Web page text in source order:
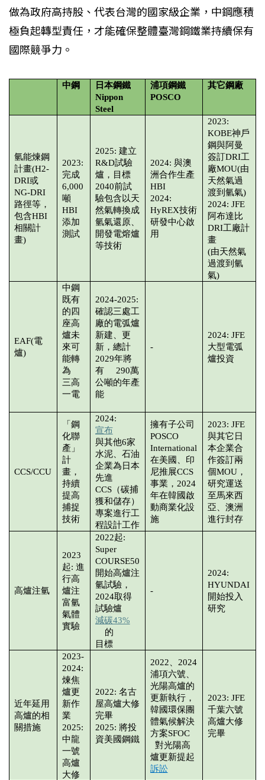
做為政府高持股、代表台灣的國家級企業，中鋼應積
極負起轉型責任，才能確保整體臺灣鋼鐵業持續保有
國際競爭力。
中鋼
日本鋼鐵
Nippon
Steel
浦項鋼鐵
POSCO
其它鋼廠
氫能煉鋼
計畫(H2-
DRI或
NG-DRI
路徑等，
包含HBI
相關計
畫)
2023:
完成
6,000
噸
HBI
添加
測試
2025: 建立
R&D試驗
爐，目標
2040前試
驗包含以天
然氣轉換成
氫氣還原、
開發電熔爐
等技術
2024: 與澳
洲合作生產
HBI
2024:
HyREX技術
研發中心啟
用
2023:
KOBE神戶
鋼與阿曼
簽訂DRI工
廠MOU(由
天然氣過
渡到氫氣)
2024: JFE
阿布達比
DRI工廠計
畫
(由天然氣
過渡到氫
氣)
EAF(電
爐)
中鋼
既有
的四
座高
爐未
來可
能轉
為
三高
一電
2024-2025:
確認三處工
廠的電弧爐
新建、更
新，總計
2029年將
有 290萬
公噸的年產
能
-
2024: JFE
大型電弧
爐投資
CCS/CCU
「鋼
化聯
產」
計
畫，
持續
提高
捕捉
技術
2024:
宣布
與其他6家
水泥、石油
企業為日本
先進
CCS（碳捕
獲和儲存）
專案進行工
程設計工作
擁有子公司
POSCO
International
在美國、印
尼推展CCS
事業，2024
年在韓國啟
動商業化設
施
2023: JFE
與其它日
本企業合
作簽訂兩
個MOU，
研究運送
至馬來西
亞、澳洲
進行封存
高爐注氫
2023
起: 進
行高
爐注
富氫
氣體
實驗
2022起:
Super
COURSE50
開始高爐注
氫試驗，
2024取得
試驗爐
減碳43%
的
目標
-
2024:
HYUNDAI
開始投入
研究
近年延用
高爐的相
關措施
2023-
2024:
煉焦
爐更
新作
業
2025:
中龍
一號
高爐
大修
2022: 名古
屋高爐大修
完畢
2025: 將投
資美國鋼鐵
2022、2024
浦項六號、
光陽高爐的
更新執行，
韓國環保團
體氣候解決
方案SFOC
對光陽高
爐更新提起
訴訟
2023: JFE
千葉六號
高爐大修
完畢